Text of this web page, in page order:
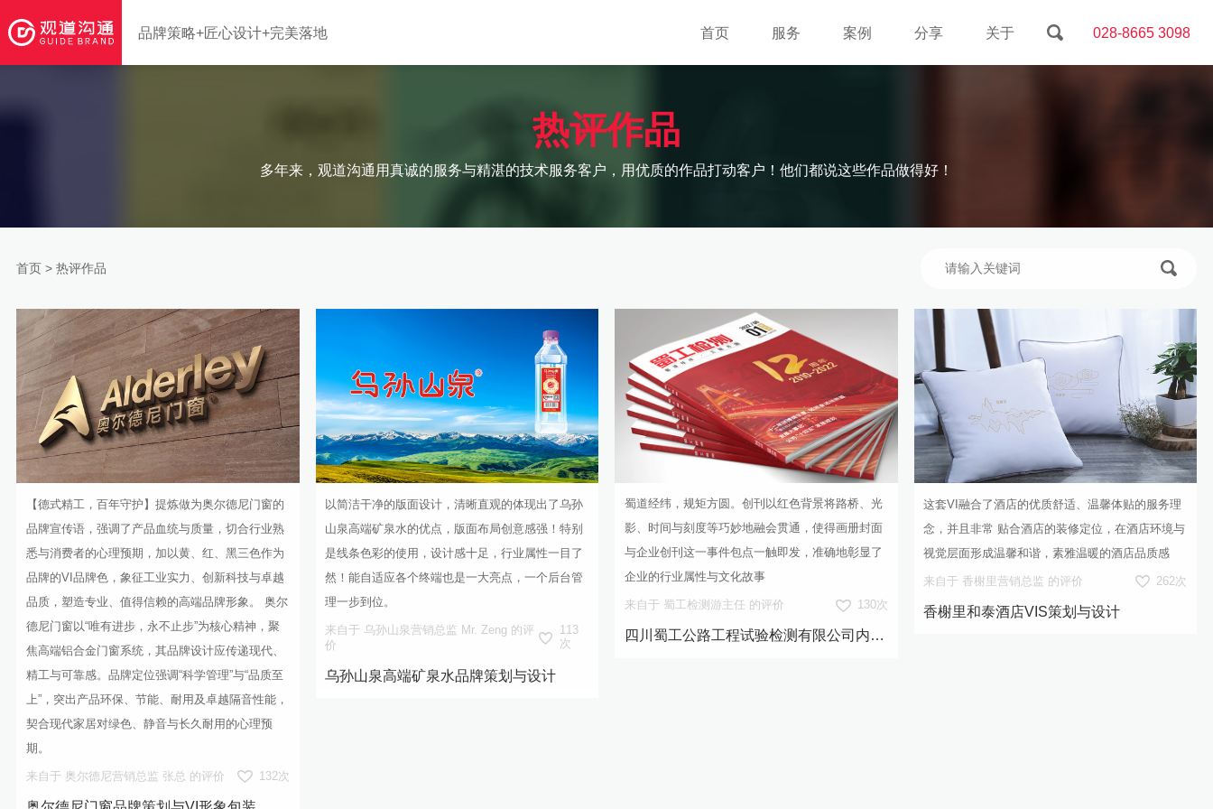
品牌策略+匠心设计+完美落地 028-8665 3098
首页 服务 案例 分享 关于
热评作品
多年来，观道沟通用真诚的服务与精湛的技术服务客户，用优质的作品打动客户！他们都说这些作品做得好！
首页 > 热评作品
【德式精工，百年守护】提炼做为奥尔德尼门窗的
品牌宣传语，强调了产品血统与质量，切合行业熟
悉与消费者的心理预期，加以黄、红、黑三色作为
品牌的VI品牌色，象征工业实力、创新科技与卓越
品质，塑造专业、值得信赖的高端品牌形象。 奥尔
德尼门窗以“唯有进步，永不止步”为核心精神，聚
焦高端铝合金门窗系统，其品牌设计应传递现代、
精工与可靠感。品牌定位强调“科学管理”与“品质至
上”，突出产品环保、节能、耐用及卓越隔音性能，
契合现代家居对绿色、静音与长久耐用的心理预
期。
来自于 奥尔德尼营销总监 张总 的评价 132次
以简洁干净的版面设计，清晰直观的体现出了乌孙
山泉高端矿泉水的优点，版面布局创意感强！特别
是线条色彩的使用，设计感十足，行业属性一目了
然！能自适应各个终端也是一大亮点，一个后台管
理一步到位。
来自于 乌孙山泉营销总监 Mr. Zeng 的评
价
113
次
乌孙山泉高端矿泉水品牌策划与设计
蜀道经纬，规矩方圆。创刊以红色背景将路桥、光
影、时间与刻度等巧妙地融会贯通，使得画册封面
与企业创刊这一事件包点一触即发，准确地彰显了
企业的行业属性与文化故事
来自于 蜀工检测游主任 的评价 130次
四川蜀工公路工程试验检测有限公司内刊《蜀工检测》创刊号
这套VI融合了酒店的优质舒适、温馨体贴的服务理
念，并且非常 贴合酒店的装修定位，在酒店环境与
视觉层面形成温馨和谐，素雅温暖的酒店品质感
来自于 香榭里营销总监 的评价 262次
香榭里和泰酒店VIS策划与设计